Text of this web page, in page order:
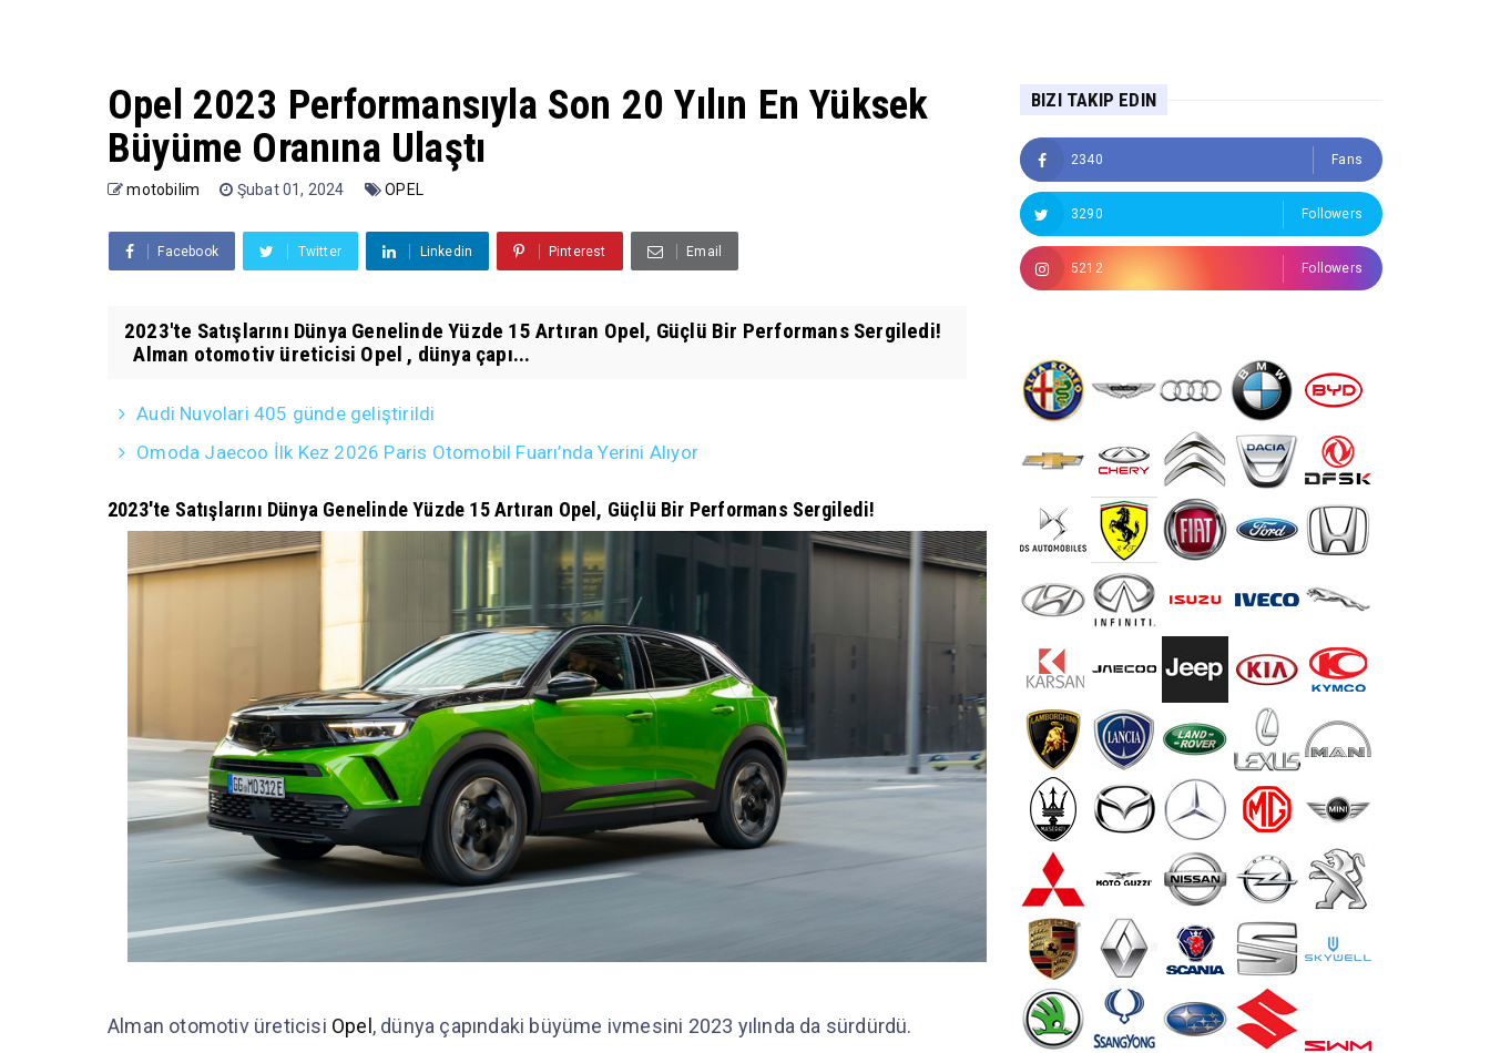
Opel 2023 Performansıyla Son 20 Yılın En Yüksek
Büyüme Oranına Ulaştı
motobilim Şubat 01, 2024 OPEL
Facebook Twitter Linkedin Pinterest Email
2023'te Satışlarını Dünya Genelinde Yüzde 15 Artıran Opel, Güçlü Bir Performans Sergiledi!
Alman otomotiv üreticisi Opel , dünya çapı...
Audi Nuvolari 405 günde geliştirildi
Omoda Jaecoo İlk Kez 2026 Paris Otomobil Fuarı’nda Yerini Alıyor
2023'te Satışlarını Dünya Genelinde Yüzde 15 Artıran Opel, Güçlü Bir Performans Sergiledi!
Alman otomotiv üreticisi Opel , dünya çapındaki büyüme ivmesini 2023 yılında da sürdürdü.
BIZI TAKIP EDIN
2340 Fans
3290 Followers
5212 Followers